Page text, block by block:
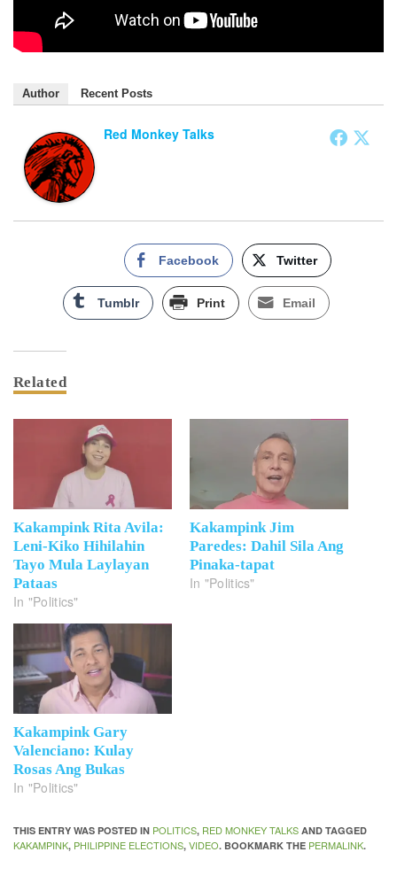
Author Recent Posts
Red Monkey Talks
Facebook Twitter
Tumblr Print Email
Related
Kakampink Rita Avila:
Leni-Kiko Hihilahin
Tayo Mula Laylayan
Pataas
In "Politics"
Kakampink Jim
Paredes: Dahil Sila Ang
Pinaka-tapat
In "Politics"
Kakampink Gary
Valenciano: Kulay
Rosas Ang Bukas
In "Politics"
THIS ENTRY WAS POSTED IN POLITICS, RED MONKEY TALKS AND TAGGED
KAKAMPINK, PHILIPPINE ELECTIONS, VIDEO. BOOKMARK THE PERMALINK.